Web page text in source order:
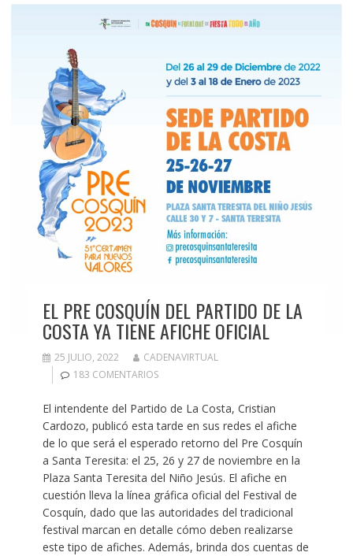
EL PRE COSQUÍN DEL PARTIDO DE LA
COSTA YA TIENE AFICHE OFICIAL
25 JULIO, 2022
CADENAVIRTUAL
183 COMENTARIOS
El intendente del Partido de La Costa, Cristian
Cardozo, publicó esta tarde en sus redes el afiche
de lo que será el esperado retorno del Pre Cosquín
a Santa Teresita: el 25, 26 y 27 de noviembre en la
Plaza Santa Teresita del Niño Jesús. El afiche en
cuestión lleva la línea gráfica oficial del Festival de
Cosquín, dado que las autoridades del tradicional
festival marcan en detalle cómo deben realizarse
este tipo de afiches. Además, brinda dos cuentas de